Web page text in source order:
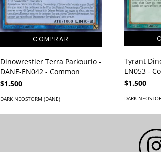
Dinowrestler Terra Parkourio -
DANE-EN042 - Common
$1.500
DARK NEOSTORM (DANE)
Tyrant
EN053 -
$1.500
DARK